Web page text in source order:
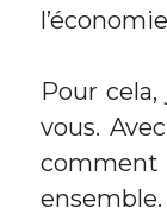
Pour
vous.
ensemble.